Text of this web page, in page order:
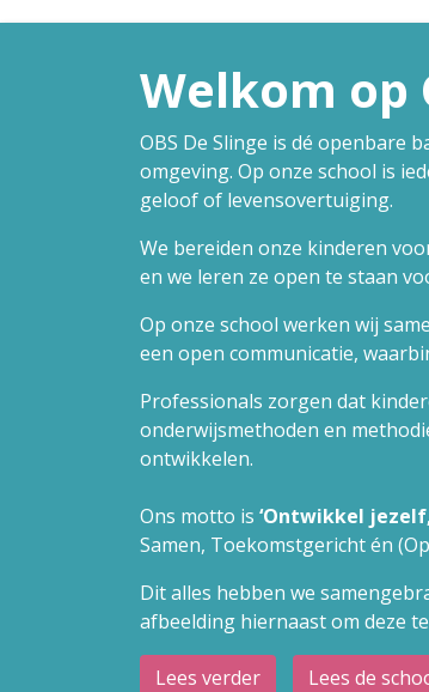
Welkom op
OBS De Slinge is dé openbare
omgeving. Op onze school is
geloof of levensovertuiging.
We bereiden onze kinderen
en we leren ze open te staan
Op onze school werken wij
een open communicatie,
Professionals zorgen dat
onderwijsmethoden en
ontwikkelen.
Ons motto is ‘Ontwikkel
Samen, Toekomstgericht én
Dit alles hebben we
afbeelding hiernaast om deze
Lees verder Lees de